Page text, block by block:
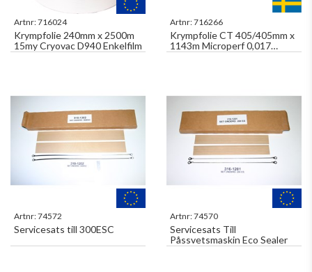
Artnr:716024
Krympfolie 240mm x 2500m
15my Cryovac D940 Enkelfilm
Artnr:716266
Krympfolie CT 405/405mm x
1143m Microperf 0,017
Vinkelfilm CT305E PCF 405
Artnr:74572
Servicesats till 300ESC
Artnr:74570
Servicesats Till
Påssvetsmaskin Eco Sealer